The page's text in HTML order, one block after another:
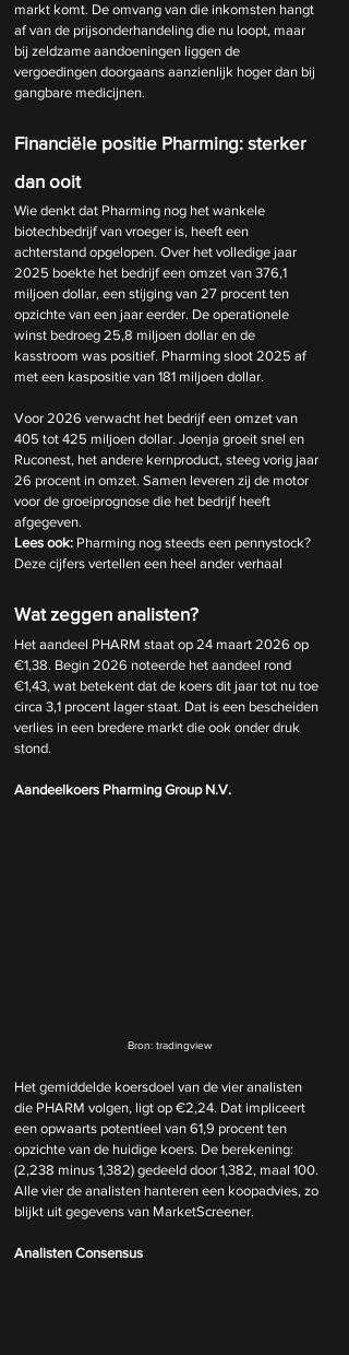
markt komt. De omvang van die inkomsten hangt
af van de prijsonderhandeling die nu loopt, maar
bij zeldzame aandoeningen liggen de
vergoedingen doorgaans aanzienlijk hoger dan bij
gangbare medicijnen.
Financiële positie Pharming: sterker
dan ooit
Wie denkt dat Pharming nog het wankele
biotechbedrijf van vroeger is, heeft een
achterstand opgelopen. Over het volledige jaar
2025 boekte het bedrijf een omzet van 376,1
miljoen dollar, een stijging van 27 procent ten
opzichte van een jaar eerder. De operationele
winst bedroeg 25,8 miljoen dollar en de
kasstroom was positief. Pharming sloot 2025 af
met een kaspositie van 181 miljoen dollar.
Voor 2026 verwacht het bedrijf een omzet van
405 tot 425 miljoen dollar. Joenja groeit snel en
Ruconest, het andere kernproduct, steeg vorig jaar
26 procent in omzet. Samen leveren zij de motor
voor de groeiprognose die het bedrijf heeft
afgegeven.
Lees ook: Pharming nog steeds een pennystock?
Deze cijfers vertellen een heel ander verhaal
Wat zeggen analisten?
Het aandeel PHARM staat op 24 maart 2026 op
€1,38. Begin 2026 noteerde het aandeel rond
€1,43, wat betekent dat de koers dit jaar tot nu toe
circa 3,1 procent lager staat. Dat is een bescheiden
verlies in een bredere markt die ook onder druk
stond.
Aandeelkoers Pharming Group N.V.
Bron: tradingview
Het gemiddelde koersdoel van de vier analisten
die PHARM volgen, ligt op €2,24. Dat impliceert
een opwaarts potentieel van 61,9 procent ten
opzichte van de huidige koers. De berekening:
(2,238 minus 1,382) gedeeld door 1,382, maal 100.
Alle vier de analisten hanteren een koopadvies, zo
blijkt uit gegevens van MarketScreener.
Analisten Consensus